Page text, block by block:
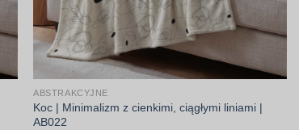
ABSTRAKCYJNE
Koc | Minimalizm z cienkimi, ciągłymi liniami |
AB022